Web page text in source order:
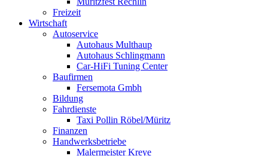
Freizeit
Wirtschaft
Autoservice
Autohaus Multhaup
Autohaus Schlingmann
Car-HiFi Tuning Center
Baufirmen
Fersemota Gmbh
Bildung
Fahrdienste
Taxi Pollin Röbel/Müritz
Finanzen
Handwerksbetriebe
Malermeister Kreye